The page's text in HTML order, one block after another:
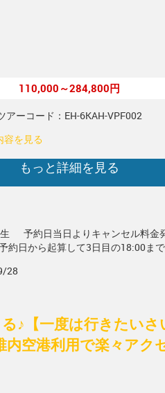
110,000～284,800円
アーコード：EH-6KAH-VPF002
容を見る
もっと詳細を見る
予約日当日よりキャンセル料金
約日から起算して3日目の18:00ま
28
♪【一度は行きたい
空港利用で楽々アク